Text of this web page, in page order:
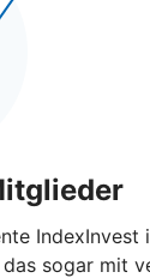
IndexInvest
sogar mit